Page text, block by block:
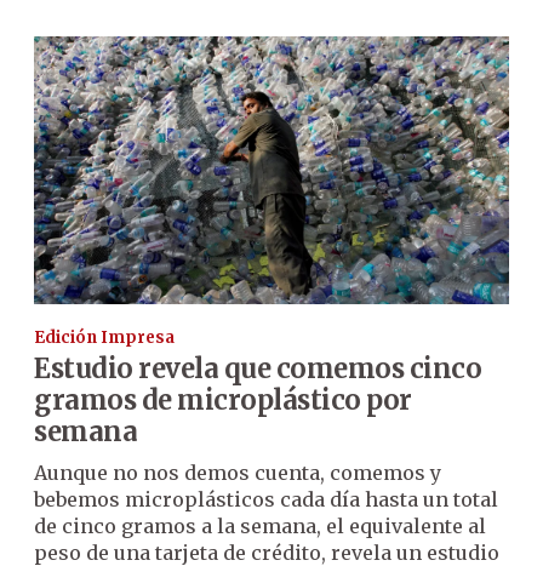
Edición Impresa
Estudio revela que comemos cinco
gramos de microplástico por
semana
Aunque no nos demos cuenta, comemos y
bebemos microplásticos cada día hasta un total
de cinco gramos a la semana, el equivalente al
peso de una tarjeta de crédito, revela un estudio